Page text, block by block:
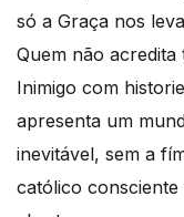
só a Graça nos
Quem não
Inimigo com
apresenta um
inevitável, sem a
católico